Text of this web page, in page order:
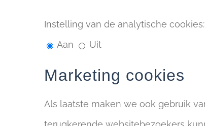
Instelling van de analytische cookies:
Aan
Uit
Marketing cookies
Als laatste maken we ook gebruik